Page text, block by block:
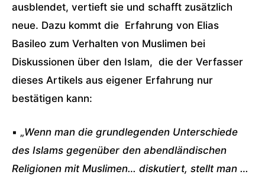
ausblendet, vertieft sie und schafft zusätzlich
neue. Dazu kommt die Erfahrung von Elias
Basileo zum Verhalten von Muslimen bei
Diskussionen über den Islam, die der Verfasser
dieses Artikels aus eigener Erfahrung nur
bestätigen kann:
▪ „Wenn man die grundlegenden Unterschiede
des Islams gegenüber den abendländischen
Religionen mit Muslimen… diskutiert, stellt man …